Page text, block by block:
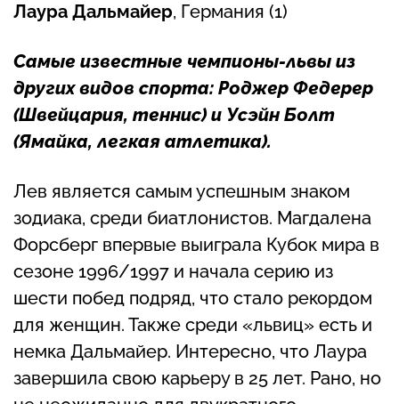
Лаура Дальмайер, Германия (1)
Самые известные чемпионы-львы из
других видов спорта: Роджер Федерер
(Швейцария, теннис) и Усэйн Болт
(Ямайка, легкая атлетика).
Лев является самым успешным знаком
зодиака, среди биатлонистов. Магдалена
Форсберг впервые выиграла Кубок мира в
сезоне 1996/1997 и начала серию из
шести побед подряд, что стало рекордом
для женщин. Также среди «львиц» есть и
немка Дальмайер. Интересно, что Лаура
завершила свою карьеру в 25 лет. Рано, но